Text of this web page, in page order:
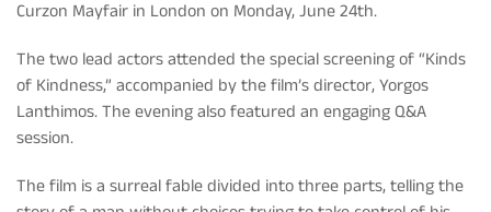
Curzon Mayfair in London on Monday, June 24th.
The two lead actors attended the special screening of “Kinds
of Kindness,” accompanied by the film’s director, Yorgos
Lanthimos. The evening also featured an engaging Q&A
session.
The film is a surreal fable divided into three parts, telling the